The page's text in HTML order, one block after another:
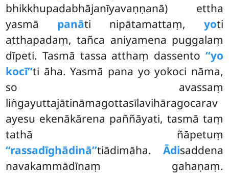
bhikkhupadabhājanīyavaṇṇanā) ettha
yasmā panāti nipātamattaṃ, yoti
atthapadaṃ, tañca aniyamena puggalaṃ
dīpeti. Tasmā tassa atthaṃ dassento ‘‘yo
kocī’’ti āha. Yasmā pana yo yokoci nāma,
so avassaṃ
liṅgayuttajātināmagottasīlavihāragocarav
ayesu ekenākārena paññāyati, tasmā taṃ
tathā ñāpetuṃ
‘‘rassadīghādinā’’tiādimāha. Ādisaddena
navakammādīnaṃ gahaṇaṃ.